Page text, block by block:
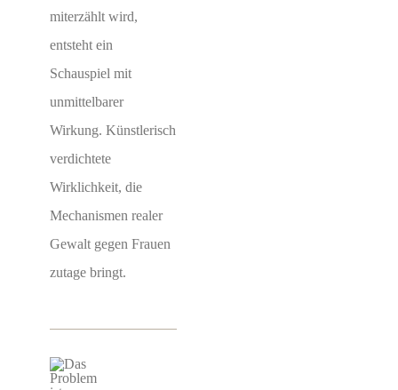
miterzählt wird,
entsteht ein
Schauspiel mit
unmittelbarer
Wirkung. Künstlerisch
verdichtete
Wirklichkeit, die
Mechanismen realer
Gewalt gegen Frauen
zutage bringt.